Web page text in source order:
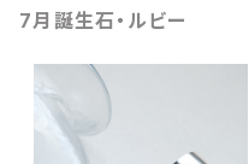
7月誕生石・ルビー